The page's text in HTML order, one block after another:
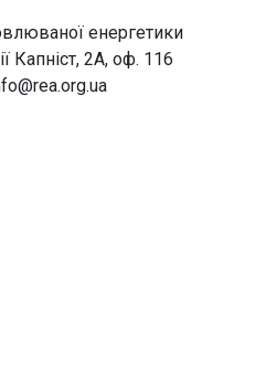
енергетики
Капніст, 2А, оф. 116